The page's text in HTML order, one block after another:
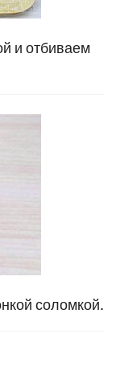
и отбиваем
соломкой.